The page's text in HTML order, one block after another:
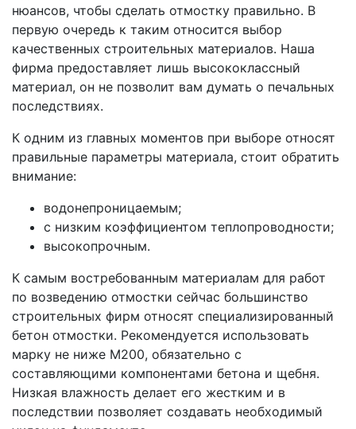
нюансов, чтобы сделать отмостку правильно. В
первую очередь к таким относится выбор
качественных строительных материалов. Наша
фирма предоставляет лишь высококлассный
материал, он не позволит вам думать о печальных
последствиях.
К одним из главных моментов при выборе относят
правильные параметры материала, стоит обратить
внимание:
водонепроницаемым;
с низким коэффициентом теплопроводности;
высокопрочным.
К самым востребованным материалам для работ
по возведению отмостки сейчас большинство
строительных фирм относят специализированный
бетон отмостки. Рекомендуется использовать
марку не ниже М200, обязательно с
составляющими компонентами бетона и щебня.
Низкая влажность делает его жестким и в
последствии позволяет создавать необходимый